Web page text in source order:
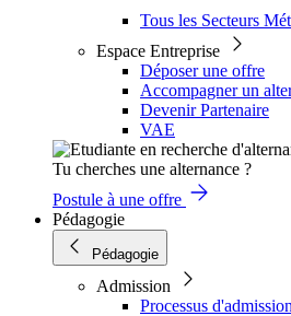
Tous les Secteurs
Espace Entreprise
Déposer une offre
Accompagner un
Devenir Partenaire
VAE
Tu cherches une alternance ?
Postule à une offre
Pédagogie
Pédagogie
Admission
Processus d'admission